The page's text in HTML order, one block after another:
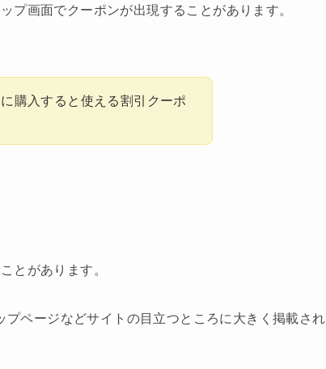
プ画面でクーポンが出現することがあります。
購入すると使える割引クーポ
とがあります。
ページなどサイトの目立つところに大きく掲載され